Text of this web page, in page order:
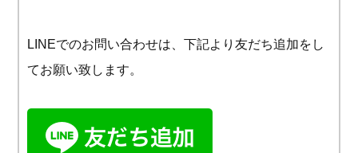
LINEでのお問い合わせは、下記より友だち追加をし
てお願い致します。